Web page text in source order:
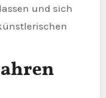
und sich